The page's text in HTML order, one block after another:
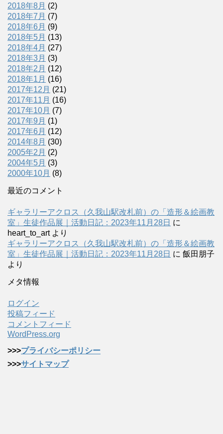
2018年8月 (2)
2018年7月 (7)
2018年6月 (9)
2018年5月 (13)
2018年4月 (27)
2018年3月 (3)
2018年2月 (12)
2018年1月 (16)
2017年12月 (21)
2017年11月 (16)
2017年10月 (7)
2017年9月 (1)
2017年6月 (12)
2014年8月 (30)
2005年2月 (2)
2004年5月 (3)
2000年10月 (8)
最近のコメント
ギャラリーアクロス（久我山駅改札前）の「造形＆絵画教
室」生徒作品展｜活動日記：2023年11月28日 に
heart_to_artより
ギャラリーアクロス（久我山駅改札前）の「造形＆絵画教
室」生徒作品展｜活動日記：2023年11月28日 に 飯田朋子
より
メタ情報
ログイン
投稿フィード
コメントフィード
WordPress.org
>>>プライバシーポリシー
>>>サイトマップ